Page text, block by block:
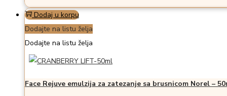
Dodaj u korpu
Dodajte na listu želja
Dodajte na listu želja
Face Rejuve emulzija za zatezanje sa brusnicom Norel –